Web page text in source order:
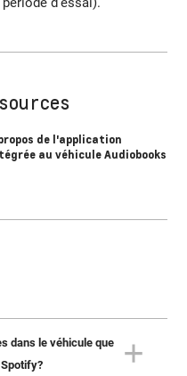
de l'application
au véhicule Audiobooks
dans le véhicule que